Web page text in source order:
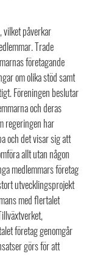
påverkar
Trade
företagande
om olika stöd samt
Föreningen beslutar
och deras
regeringen har
och det visar sig att
allt utan någon
medlemmars företag
utvecklingsprojekt
med flertalet
företag genomgår
görs för att